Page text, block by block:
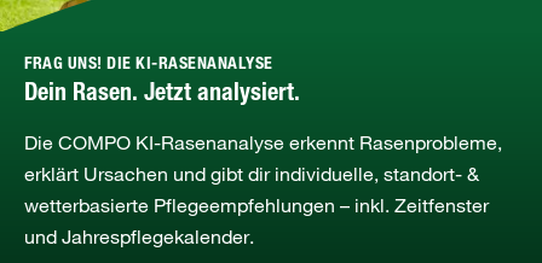
FRAG UNS! DIE KI-RASENANALYSE
Dein Rasen. Jetzt analysiert.
Die COMPO KI‑Rasenanalyse erkennt Rasenprobleme,
erklärt Ursachen und gibt dir individuelle, standort‑ &
wetterbasierte Pflegeempfehlungen – inkl. Zeitfenster
und Jahrespflegekalender.